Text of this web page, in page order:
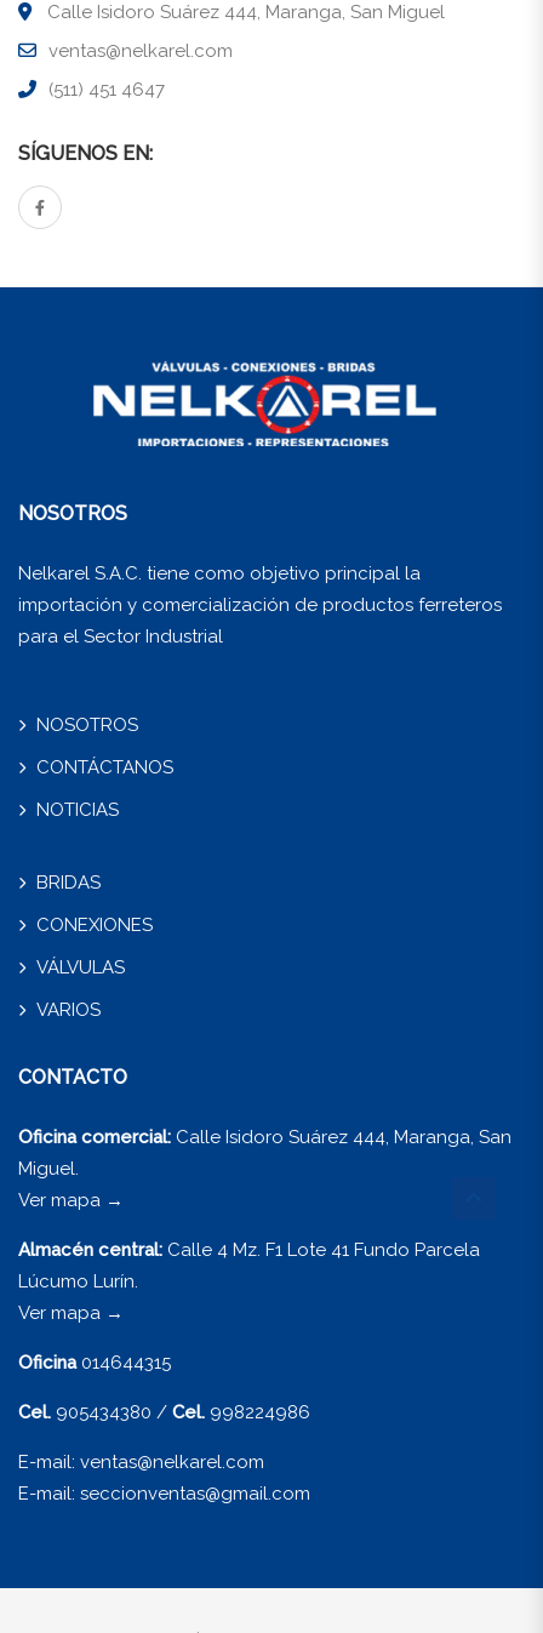
Calle Isidoro Suárez 444, Maranga, San Miguel
ventas@nelkarel.com
(511) 451 4647
SÍGUENOS EN:
NOSOTROS
Nelkarel S.A.C. tiene como objetivo principal la
importación y comercialización de productos ferreteros
para el Sector Industrial
NOSOTROS
CONTÁCTANOS
NOTICIAS
BRIDAS
CONEXIONES
VÁLVULAS
VARIOS
CONTACTO
Oficina comercial: Calle Isidoro Suárez 444, Maranga, San
Miguel.
Ver mapa →
Almacén central: Calle 4 Mz. F1 Lote 41 Fundo Parcela
Lúcumo Lurín.
Ver mapa →
Oficina 014644315
Cel. 905434380 / Cel. 998224986
E-mail: ventas@nelkarel.com
E-mail: seccionventas@gmail.com